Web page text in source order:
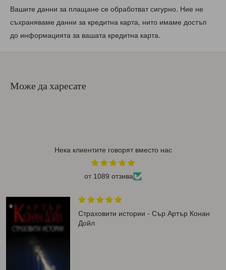
Вашите данни за плащане се обработват сигурно. Ние не
съхраняваме данни за кредитна карта, нито имаме достъп
до информацията за вашата кредитна карта.
Може да харесате
Нека клиентите говорят вместо нас
от 1089 отзива
Страховити истории - Сър Артър Конан
Дойл